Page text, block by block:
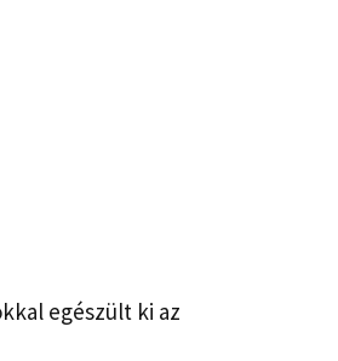
egészült ki az